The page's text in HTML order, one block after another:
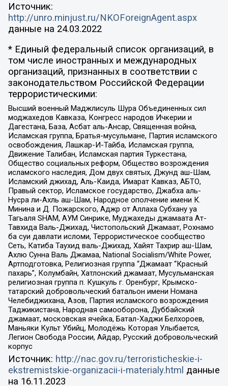
Источник:
http://unro.minjust.ru/NKOForeignAgent.aspx
данные на 24.03.2022
* Единый федеральный список организаций, в
том числе иностранных и международных
организаций, признанных в соответствии с
законодательством Российской Федерации
террористическими:
Высший военный Маджлисуль Шура Объединенных сил
моджахедов Кавказа, Конгресс народов Ичкерии и
Дагестана, База, Асбат аль-Ансар, Священная война,
Исламская группа, Братья-мусульмане, Партия исламского
освобождения, Лашкар-И-Тайба, Исламская группа,
Движение Талибан, Исламская партия Туркестана,
Общество социальных реформ, Общество возрождения
исламского наследия, Дом двух святых, Джунд аш-Шам,
Исламский джихад, Аль-Каида, Имарат Кавказ, АБТО,
Правый сектор, Исламское государство, Джабха аль-
Нусра ли-Ахль аш-Шам, Народное ополчение имени К.
Минина и Д. Пожарского, Аджр от Аллаха Субхану уа
Тагьаля SHAM, АУМ Синрике, Муджахеды джамаата Ат-
Тавхида Валь-Джихад, Чистопольский Джамаат, Рохнамо
ба суи давлати исломи, Террористическое сообщество
Сеть, Катиба Таухид валь-Джихад, Хайят Тахрир аш-Шам,
Ахлю Сунна Валь Джамаа, National Socialism/White Power,
Артподготовка, Религиозная группа “Джамаат “Красный
пахарь”, Колумбайн, Хатлонский джамаат, Мусульманская
религиозная группа п. Кушкуль г. Оренбург, Крымско-
татарский добровольческий батальон имени Номана
Челебиджихана, Азов, Партия исламского возрождения
Таджикистана, Народная самооборона, Дуббайский
джамаат, московская ячейка, Батал-Хаджи Белхороев,
Маньяки Культ Убийц, Молодёжь Которая Улыбается,
Легион Свобода России, Айдар, Русский добровольческий
корпус
Источник: http://nac.gov.ru/terroristicheskie-i-
ekstremistskie-organizacii-i-materialy.html данные
на 16.11.2023